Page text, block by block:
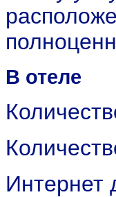
В отеле
Интернет